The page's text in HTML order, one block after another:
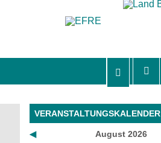
VERANSTALTUNGSKALENDER
◀
August 2026